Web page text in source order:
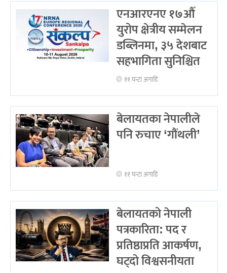
एनआरएनए १७औँ
युरोप क्षेत्रीय सम्मेलन
डब्लिनमा, ३५ देशबाट
सहभागिता सुनिश्चित
११ घन्टा अगाडि
बेलायतका नेपालीले
पनि रुचाए ‘गौंथली’
११ घन्टा अगाडि
बेलायतको नेपाली
पत्रकारिता: पद र
प्रतिष्ठाप्रति आकर्षण,
घट्दो विश्वसनीयता